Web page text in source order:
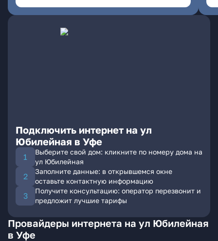
Подключить интернет на ул
Юбилейная в Уфе
Выберите свой дом: кликните по номеру дома на
ул Юбилейная
Заполните данные: в открывшемся окне
оставьте контактную информацию
Получите консультацию: оператор перезвонит и
предложит лучшие тарифы
Провайдеры интернета на ул Юбилейная
в Уфе